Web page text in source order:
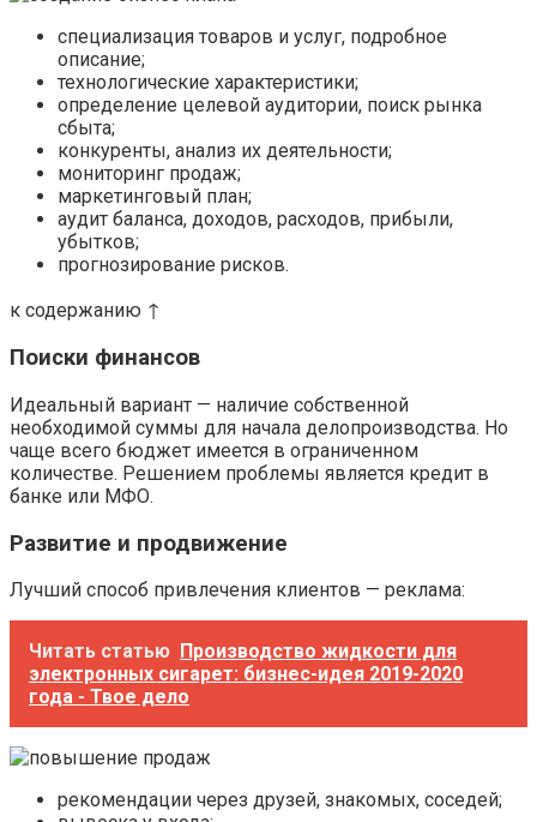
специализация товаров и услуг, подробное
описание;
технологические характеристики;
определение целевой аудитории, поиск рынка
сбыта;
конкуренты, анализ их деятельности;
мониторинг продаж;
маркетинговый план;
аудит баланса, доходов, расходов, прибыли,
убытков;
прогнозирование рисков.
к содержанию ↑
Поиски финансов
Идеальный вариант — наличие собственной
необходимой суммы для начала делопроизводства. Но
чаще всего бюджет имеется в ограниченном
количестве. Решением проблемы является кредит в
банке или МФО.
Развитие и продвижение
Лучший способ привлечения клиентов — реклама:
Читать статью Производство жидкости для
электронных сигарет: бизнес-идея 2019-2020
года - Твое дело
рекомендации через друзей, знакомых, соседей;